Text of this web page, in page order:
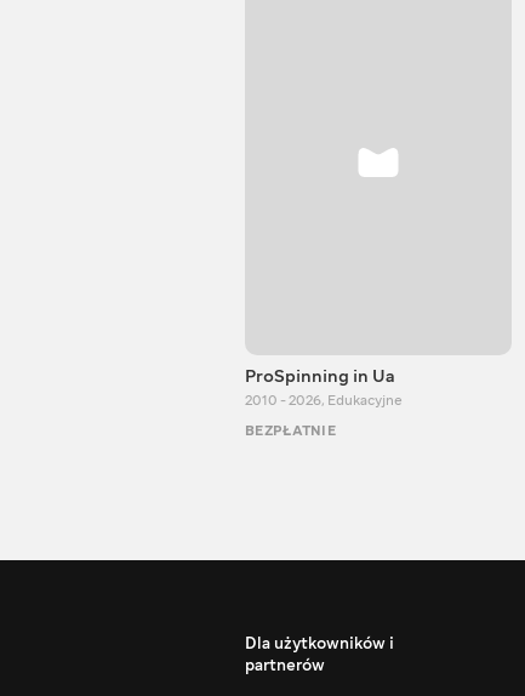
ProSpinning in Ua
2010 - 2026, Edukacyjne
BEZPŁATNIE
Dla użytkowników i
partnerów